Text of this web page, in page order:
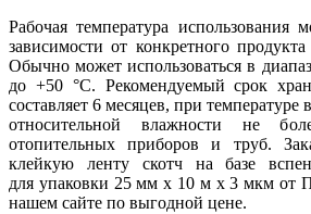
Рабочая температура использования
зависимости от конкретного
Обычно может использоваться в
до +50 °C. Рекомендуемый срок
составляет 6 месяцев, при
относительной влажности не
отопительных приборов и труб.
клейкую ленту скотч на базе
для упаковки 25 мм х 10 м х 3 мкм от
нашем сайте по выгодной цене.